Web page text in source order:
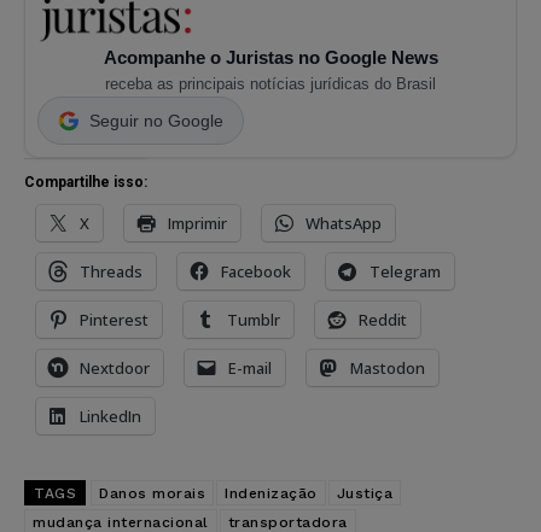
Acompanhe o Juristas no Google News
receba as principais notícias jurídicas do Brasil
Seguir no Google
Compartilhe isso:
X Imprimir WhatsApp
Threads Facebook Telegram
Pinterest Tumblr Reddit
Nextdoor E-mail Mastodon
LinkedIn
TAGS Danos morais Indenização
Justiça
mudança internacional
transportadora